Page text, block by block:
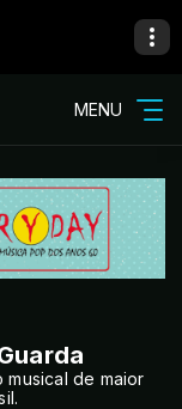
MENU
musical de maior